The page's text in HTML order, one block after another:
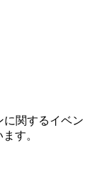
に関するイベン
す。